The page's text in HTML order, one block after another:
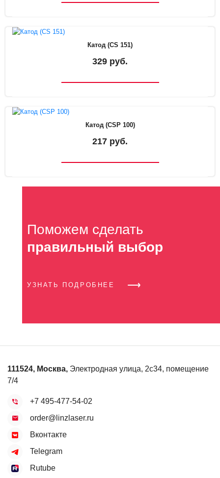
Катод (CS 151)
329 руб.
Катод (CSP 100)
217 руб.
Поможем сделать
правильный выбор
УЗНАТЬ ПОДРОБНЕЕ
111524, Москва, Электродная улица, 2с34, помещение
7/4
+7 495-477-54-02
order@linzlaser.ru
Вконтакте
Telegram
Rutube